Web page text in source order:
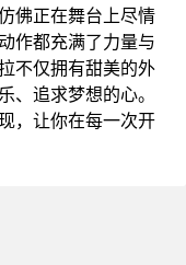
佛正在舞台上尽情
作都充满了力量与
不仅拥有甜美的外
、追求梦想的心。
，让你在每一次开